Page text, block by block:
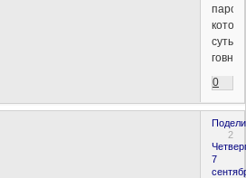
суть
говно.
0
2
7